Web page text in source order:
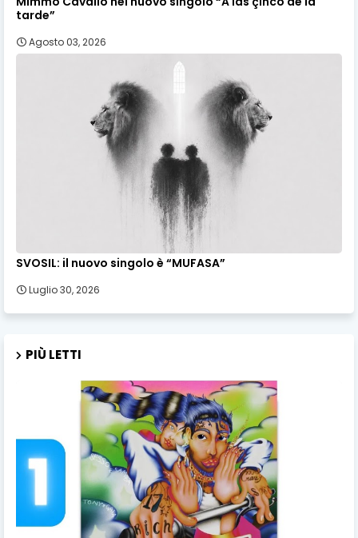
tarde”
Agosto 03, 2026
SVOSIL: il nuovo singolo è “MUFASA”
Luglio 30, 2026
PIÙ LETTI